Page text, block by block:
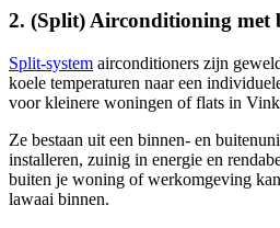
2. (Split) Airconditioning met
Split-system airconditioners zijn
koele temperaturen naar een
voor kleinere woningen of flats in
Ze bestaan uit een binnen- en
installeren, zuinig in energie en
buiten je woning of werkomgeving
lawaai binnen.